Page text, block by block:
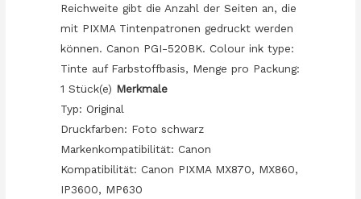
Reichweite gibt die Anzahl der Seiten an, die
mit PIXMA Tintenpatronen gedruckt werden
können. Canon PGI-520BK. Colour ink type:
Tinte auf Farbstoffbasis, Menge pro Packung:
1 Stück(e) Merkmale
Typ: Original
Druckfarben: Foto schwarz
Markenkompatibilität: Canon
Kompatibilität: Canon PIXMA MX870, MX860,
IP3600, MP630